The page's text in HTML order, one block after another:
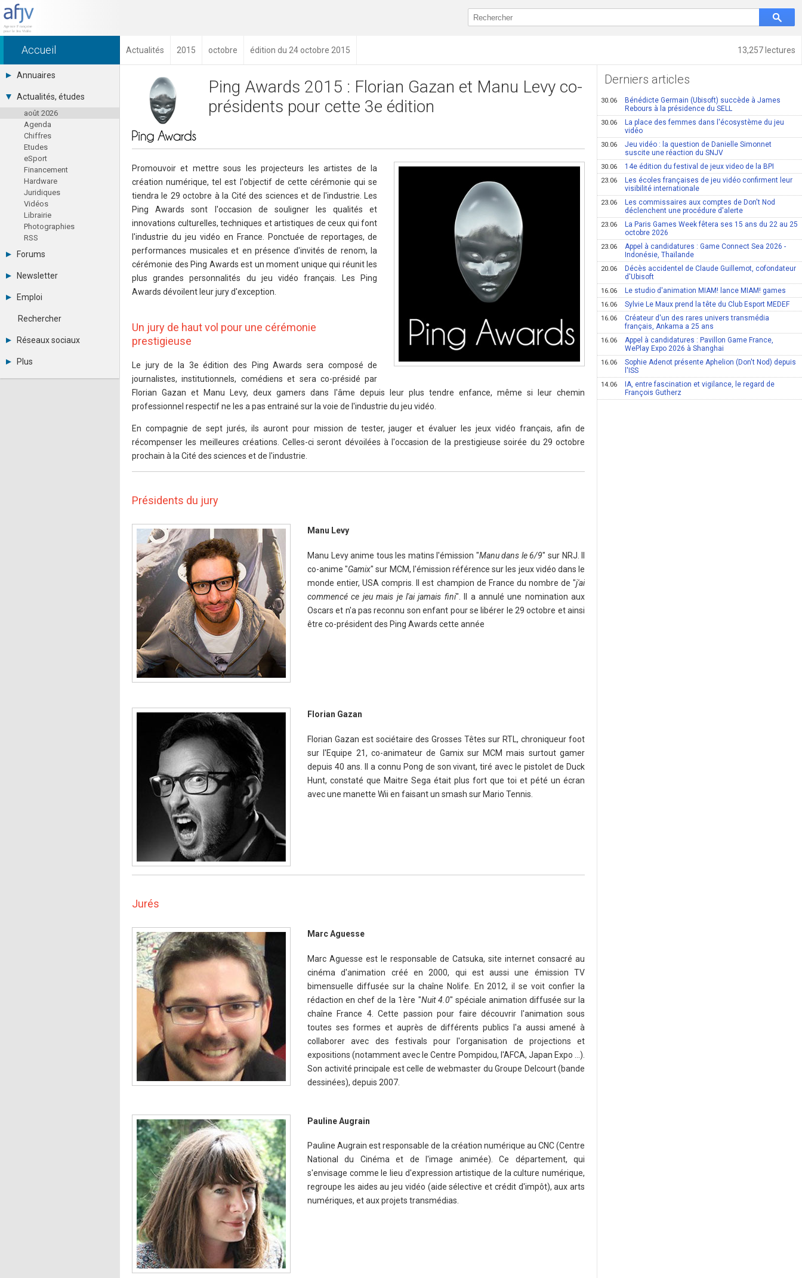
13,257 lectures
Accueil Actualités 2015 octobre édition du 24 octobre 2015
Annuaires
Toutes les sociétés (691)
Studios (418)
Editeurs (49)
Distributeurs (16)
Hard. / Accessoires (10)
Middlewares (15)
Prestataires (99)
Assoc. / Syndicats (21)
Formations / Ecoles (46)
Presse spécialisée (17)
Actualités, études
août 2026
Agenda
Chiffres
Etudes
eSport
Financement
Hardware
Juridiques
Vidéos
Librairie
Photographies
RSS
Forums
Tous les forums
Se connecter
Messages privés
Contacter un modérateur
Newsletter
Archives
Abonnement
Emploi
Consulter les annonces
Observatoire de l'emploi
Rechercher
Réseaux sociaux
LinkedIn
Plus
Annonceurs
Ping Awards 2015 : Florian Gazan et Manu Levy co-
présidents pour cette 3e édition
Promouvoir et mettre sous les projecteurs les artistes de la
création numérique, tel est l'objectif de cette cérémonie qui se
tiendra le 29 octobre à la Cité des sciences et de l'industrie. Les
Ping Awards sont l'occasion de souligner les qualités et
innovations culturelles, techniques et artistiques de ceux qui font
l'industrie du jeu vidéo en France. Ponctuée de reportages, de
performances musicales et en présence d'invités de renom, la
cérémonie des Ping Awards est un moment unique qui réunit les
plus grandes personnalités du jeu vidéo français. Les Ping
Awards dévoilent leur jury d'exception.
Un jury de haut vol pour une cérémonie
prestigieuse
Le jury de la 3e édition des Ping Awards sera composé de
journalistes, institutionnels, comédiens et sera co-présidé par
Florian Gazan et Manu Levy, deux gamers dans l'âme depuis leur plus tendre enfance, même si leur chemin
professionnel respectif ne les a pas entrainé sur la voie de l'industrie du jeu vidéo.
En compagnie de sept jurés, ils auront pour mission de tester, jauger et évaluer les jeux vidéo français, afin de
récompenser les meilleures créations. Celles-ci seront dévoilées à l'occasion de la prestigieuse soirée du 29 octobre
prochain à la Cité des sciences et de l'industrie.
Présidents du jury
Manu Levy
Manu Levy anime tous les matins l'émission "Manu dans le 6/9" sur NRJ. Il
co-anime "Gamix" sur MCM, l'émission référence sur les jeux vidéo dans le
monde entier, USA compris. Il est champion de France du nombre de "j'ai
commencé ce jeu mais je l'ai jamais fini". Il a annulé une nomination aux
Oscars et n'a pas reconnu son enfant pour se libérer le 29 octobre et ainsi
être co-président des Ping Awards cette année
Florian Gazan
Florian Gazan est sociétaire des Grosses Têtes sur RTL, chroniqueur foot
sur l'Equipe 21, co-animateur de Gamix sur MCM mais surtout gamer
depuis 40 ans. Il a connu Pong de son vivant, tiré avec le pistolet de Duck
Hunt, constaté que Maitre Sega était plus fort que toi et pété un écran
avec une manette Wii en faisant un smash sur Mario Tennis.
Jurés
Marc Aguesse
Marc Aguesse est le responsable de Catsuka, site internet consacré au
cinéma d'animation créé en 2000, qui est aussi une émission TV
bimensuelle diffusée sur la chaîne Nolife. En 2012, il se voit confier la
rédaction en chef de la 1ère "Nuit 4.0" spéciale animation diffusée sur la
chaîne France 4. Cette passion pour faire découvrir l'animation sous
toutes ses formes et auprès de différents publics l'a aussi amené à
collaborer avec des festivals pour l'organisation de projections et
expositions (notamment avec le Centre Pompidou, l'AFCA, Japan Expo ...).
Son activité principale est celle de webmaster du Groupe Delcourt (bande
dessinées), depuis 2007.
Pauline Augrain
Pauline Augrain est responsable de la création numérique au CNC (Centre
National du Cinéma et de l'image animée). Ce département, qui
s'envisage comme le lieu d'expression artistique de la culture numérique,
regroupe les aides au jeu vidéo (aide sélective et crédit d'impôt), aux arts
numériques, et aux projets transmédias.
Derniers articles
30.06
Bénédicte Germain (Ubisoft) succède à James
Rebours à la présidence du SELL
30.06
La place des femmes dans l'écosystème du jeu
vidéo
30.06
Jeu vidéo : la question de Danielle Simonnet
suscite une réaction du SNJV
30.06 14e édition du festival de jeux video de la BPI
23.06
Les écoles françaises de jeu vidéo confirment leur
visibilité internationale
23.06
Les commissaires aux comptes de Don't Nod
déclenchent une procédure d'alerte
23.06
La Paris Games Week fêtera ses 15 ans du 22 au 25
octobre 2026
23.06
Appel à candidatures : Game Connect Sea 2026 -
Indonésie, Thaïlande
20.06
Décès accidentel de Claude Guillemot, cofondateur
d'Ubisoft
16.06 Le studio d'animation MIAM! lance MIAM! games
16.06 Sylvie Le Maux prend la tête du Club Esport MEDEF
16.06
Créateur d'un des rares univers transmédia
français, Ankama a 25 ans
16.06
Appel à candidatures : Pavillon Game France,
WePlay Expo 2026 à Shanghai
16.06
Sophie Adenot présente Aphelion (Don't Nod) depuis
l'ISS
14.06
IA, entre fascination et vigilance, le regard de
François Gutherz